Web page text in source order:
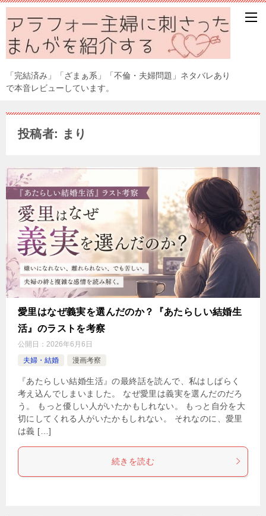
「完結済み」「ざまぁ系」「不倫・夫婦問題」ネタバレあり
で本音レビューしています。
投稿者: まり
愛里はなぜ義実を選んだのか？『あたらしい結婚生
活』のラストを考察
公開日： 2026年6月6日
夫婦・結婚
漫画考察
『あたらしい結婚生活』の最終話を読んで、私はしばらく
考え込んでしまいました。 なぜ愛里は義実を選んだのだろ
う。 もっと優しい人がいたかもしれない。 もっと自分を大
切にしてくれる人がいたかもしれない。 それなのに、愛里
は義 […]
続きを読む